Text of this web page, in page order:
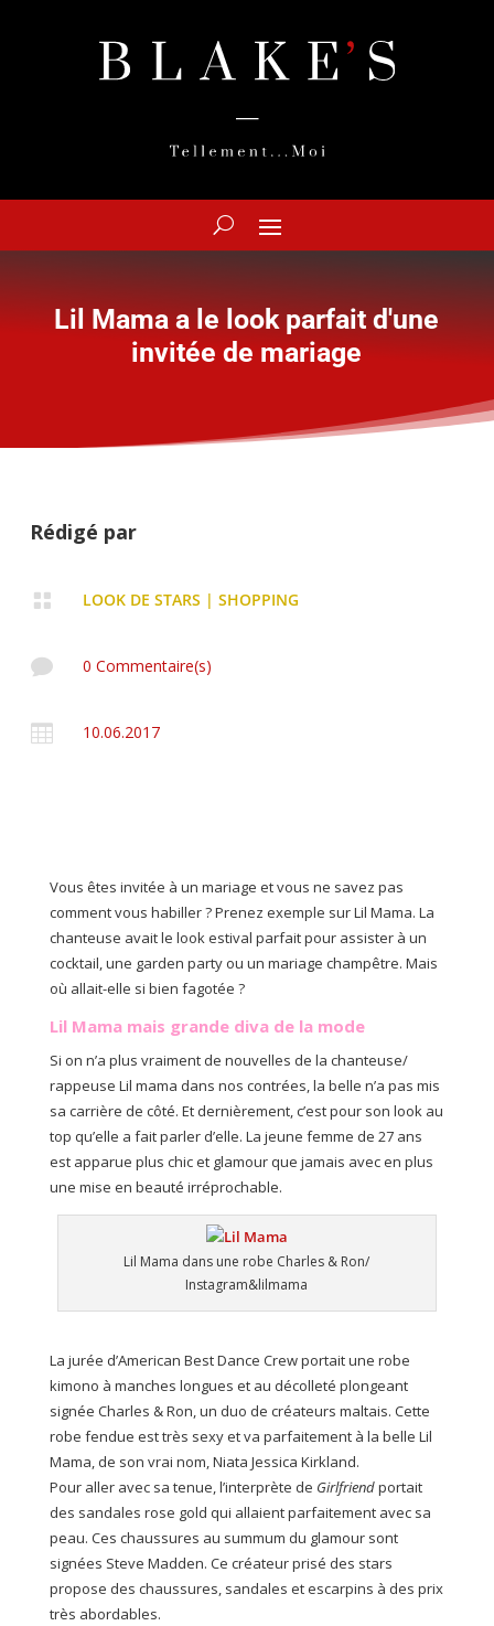
Lil Mama a le look parfait d'une
invitée de mariage
Rédigé par
 LOOK DE STARS | SHOPPING
 0 Commentaire(s)
 10.06.2017
Vous êtes invitée à un mariage et vous ne savez pas
comment vous habiller ? Prenez exemple sur Lil Mama. La
chanteuse avait le look estival parfait pour assister à un
cocktail, une garden party ou un mariage champêtre. Mais
où allait-elle si bien fagotée ?
Lil Mama mais grande diva de la mode
Si on n’a plus vraiment de nouvelles de la chanteuse/
rappeuse Lil mama dans nos contrées, la belle n’a pas mis
sa carrière de côté. Et dernièrement, c’est pour son look au
top qu’elle a fait parler d’elle. La jeune femme de 27 ans
est apparue plus chic et glamour que jamais avec en plus
une mise en beauté irréprochable.
Lil Mama dans une robe Charles & Ron/
Instagram&lilmama
La jurée d’American Best Dance Crew portait une robe
kimono à manches longues et au décolleté plongeant
signée Charles & Ron, un duo de créateurs maltais. Cette
robe fendue est très sexy et va parfaitement à la belle Lil
Mama, de son vrai nom, Niata Jessica Kirkland.
Pour aller avec sa tenue, l’interprète de Girlfriendportait
des sandales rose gold qui allaient parfaitement avec sa
peau. Ces chaussures au summum du glamour sont
signées Steve Madden. Ce créateur prisé des stars
propose des chaussures, sandales et escarpins à des prix
très abordables.